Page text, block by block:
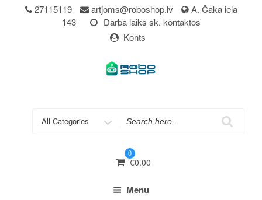
27115119 artjoms@roboshop.lv
A. Čaka iela
143
Darba laiks sk. kontaktos
Konts
0
€0.00
Menu